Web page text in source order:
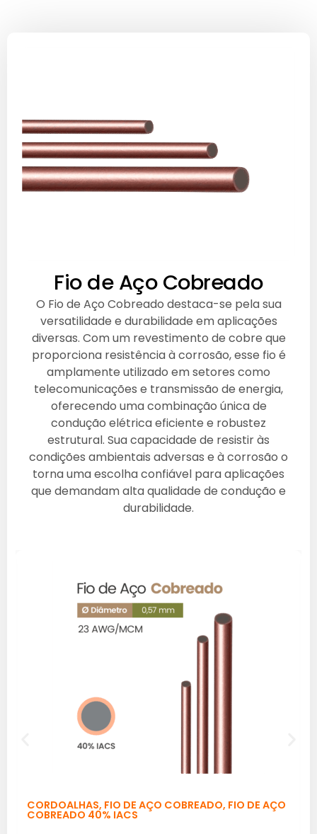
Fio de Aço Cobreado
O Fio de Aço Cobreado destaca-se pela sua
versatilidade e durabilidade em aplicações
diversas. Com um revestimento de cobre que
proporciona resistência à corrosão, esse fio é
amplamente utilizado em setores como
telecomunicações e transmissão de energia,
oferecendo uma combinação única de
condução elétrica eficiente e robustez
estrutural. Sua capacidade de resistir às
condições ambientais adversas e à corrosão o
torna uma escolha confiável para aplicações
que demandam alta qualidade de condução e
durabilidade.
CORDOALHAS, FIO DE AÇO COBREADO, FIO DE AÇO
COBREADO 40% IACS